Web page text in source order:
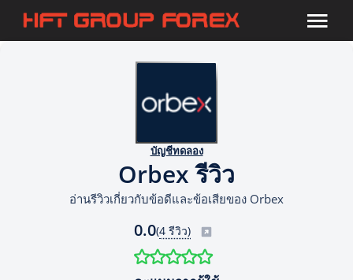
บัญชีทดลอง
Orbex รีวิว
อ่านรีวิวเกี่ยวกับข้อดีและข้อเสียของ Orbex
0.0(4 รีวิว)